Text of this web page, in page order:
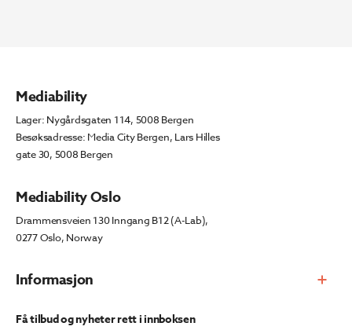
Informasjon
Mediability
Lager: Nygårdsgaten 114, 5008 Bergen
Besøksadresse: Media City Bergen, Lars Hilles
gate 30, 5008 Bergen
Mediability Oslo
Drammensveien 130 Inngang B12 (A-Lab),
0277 Oslo, Norway
Få tilbud og nyheter rett i innboksen